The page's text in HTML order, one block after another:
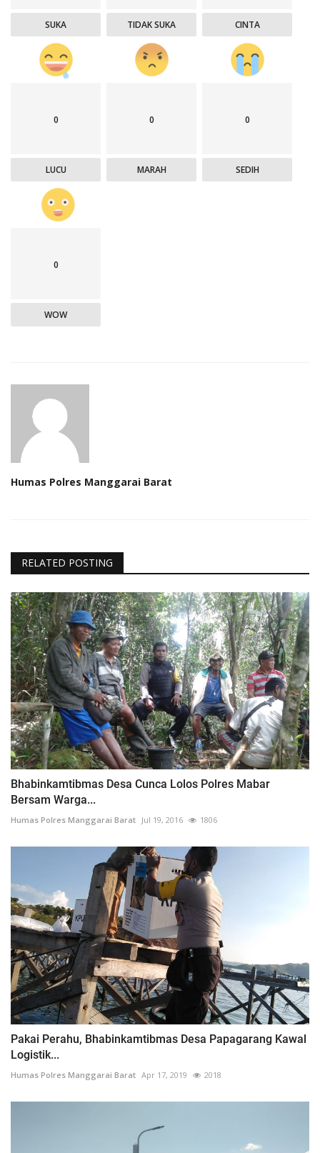
SUKA TIDAK SUKA CINTA
0
LUCU
0
MARAH
0
SEDIH
0
WOW
Humas Polres Manggarai Barat
RELATED POSTING
Bhabinkamtibmas Desa Cunca Lolos Polres Mabar
Bersam Warga...
Humas Polres Manggarai Barat Jul 19, 2016 1806
Pakai Perahu, Bhabinkamtibmas Desa Papagarang Kawal
Logistik...
Humas Polres Manggarai Barat Apr 17, 2019 2018